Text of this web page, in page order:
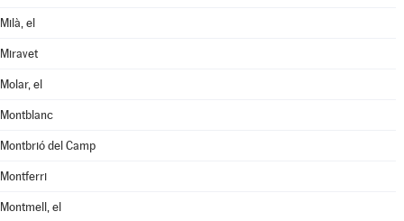
Milà, el
Miravet
Molar, el
Montblanc
Montbrió del Camp
Montferri
Montmell, el